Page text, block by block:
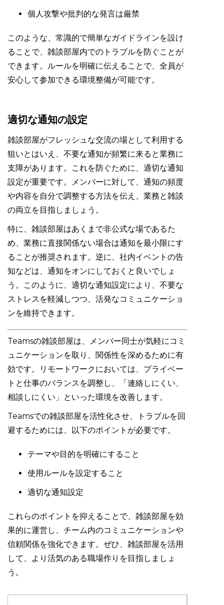
個人攻撃や批判的な発言は厳禁
このような、常識的で簡単なガイドラインを設け
ることで、雑談部屋内でのトラブルを防ぐことが
できます。ルールを明確に伝えることで、全員が
安心して参加できる環境整備が可能です。
適切な通知の設定
雑談部屋がフレッシュな交流の場として利用する
狙いとはいえ、不要な通知が頻繁に来ると業務に
支障があります。これを防ぐために、適切な通知
設定が重要です。メンバーに対して、通知の頻度
や内容を自分で調整する方法を伝え、業務と雑談
の両立を目指しましょう。
特に、雑談部屋はあくまで非公式な場であるた
め、業務に直接関係ない場合は通知を最小限にす
ることが推奨されます。逆に、社内イベントの告
知などは、通知をオンにしておくと良いでしょ
う。このように、適切な通知設定により、不要な
ストレスを軽減しつつ、活発なコミュニケーショ
ンを維持できます。
Teamsの雑談部屋は、メンバー同士が気軽にコミ
ュニケーションを取り、関係性を深めるために有
効です。リモートワークにおいては、プライベー
トと仕事のバランスを調整し、「連絡しにくい、
相談しにくい」といった環境を改善します。
Teamsでの雑談部屋を活性化させ、トラブルを回
避するためには、以下のポイントが必要です。
テーマや目的を明確にすること
使用ルールを設定すること
適切な通知設定
これらのポイントを抑えることで、雑談部屋を効
果的に運営し、チーム内のコミュニケーションや
信頼関係を強化できます。ぜひ、雑談部屋を活用
して、より活気のある職場作りを目指しましょ
う。